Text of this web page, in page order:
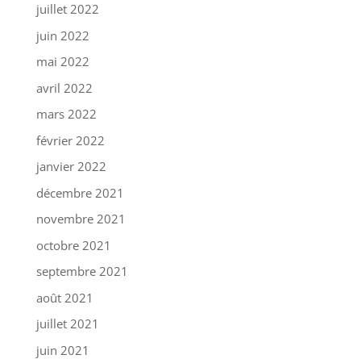
juillet 2022
juin 2022
mai 2022
avril 2022
mars 2022
février 2022
janvier 2022
décembre 2021
novembre 2021
octobre 2021
septembre 2021
août 2021
juillet 2021
juin 2021